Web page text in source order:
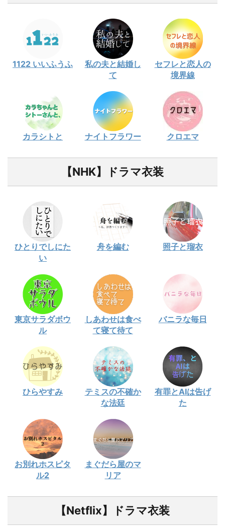
1122 いいふうふ
私の夫と結婚し
て
セフレと恋人の
境界線
カラシトと ナイトフラワー クロエマ
【NHK】ドラマ衣装
ひとりでしにた
い
舟を編む 照子と瑠衣
東京サラダボウ
ル
しあわせは食べ
て寝て待て
バニラな毎日
ひらやすみ
テミスの不確か
な法廷
有罪とAIは告げ
た
お別れホスピタ
ル2
まぐだら屋のマ
リア
【Netflix】ドラマ衣装